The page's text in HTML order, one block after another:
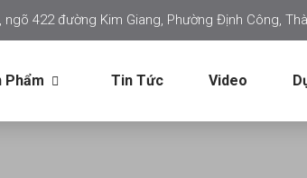
ngõ 422 đường Kim Giang, Phường Định Công,
Phẩm Tin Tức Video